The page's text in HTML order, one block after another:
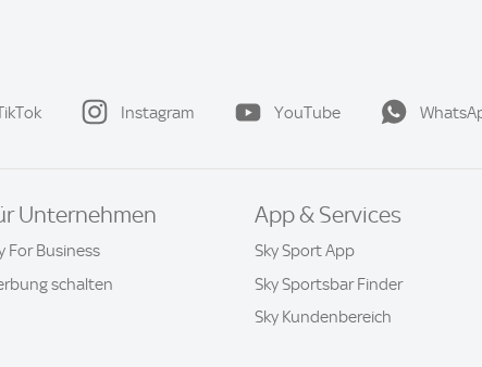
Instagram YouTube
Unternehmen
For Business
schalten
App & Services
Sky Sport App
Sky Sportsbar Finder
Sky Kundenbereich